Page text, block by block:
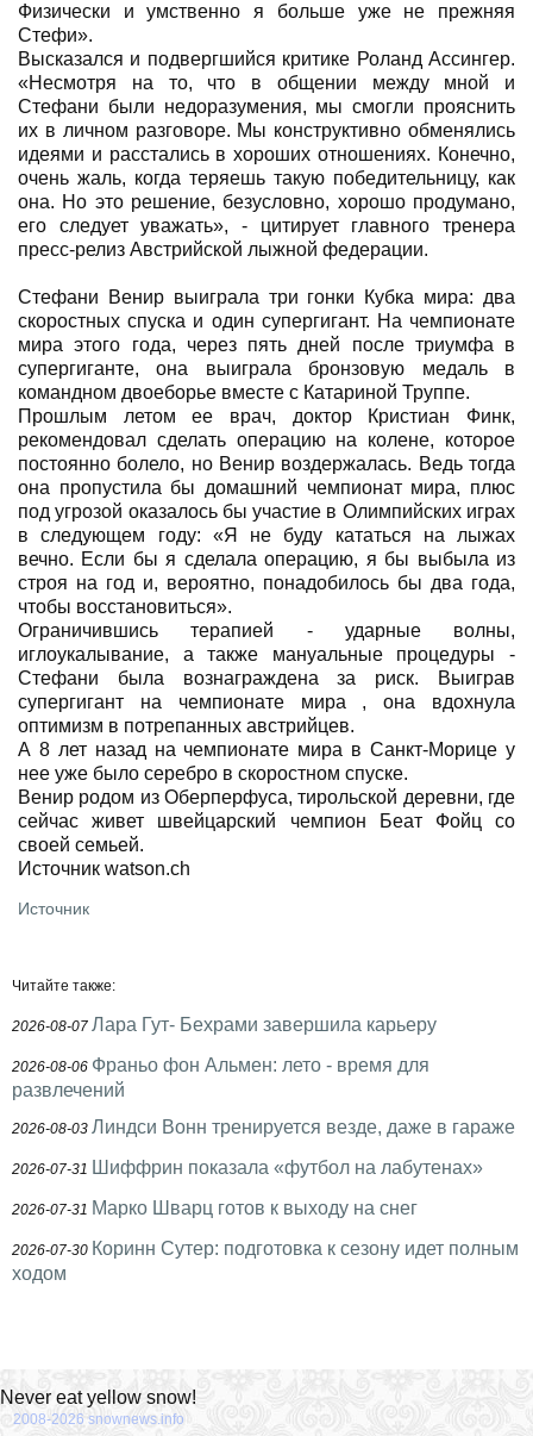
Физически и умственно я больше уже не прежняя
Стефи».
Высказался и подвергшийся критике Роланд Ассингер.
«Несмотря на то, что в общении между мной и
Стефани были недоразумения, мы смогли прояснить
их в личном разговоре. Мы конструктивно обменялись
идеями и расстались в хороших отношениях. Конечно,
очень жаль, когда теряешь такую победительницу, как
она. Но это решение, безусловно, хорошо продумано,
его следует уважать», - цитирует главного тренера
пресс-релиз Австрийской лыжной федерации.
Стефани Венир выиграла три гонки Кубка мира: два
скоростных спуска и один супергигант. На чемпионате
мира этого года, через пять дней после триумфа в
супергиганте, она выиграла бронзовую медаль в
командном двоеборье вместе с Катариной Труппе.
Прошлым летом ее врач, доктор Кристиан Финк,
рекомендовал сделать операцию на колене, которое
постоянно болело, но Венир воздержалась. Ведь тогда
она пропустила бы домашний чемпионат мира, плюс
под угрозой оказалось бы участие в Олимпийских играх
в следующем году: «Я не буду кататься на лыжах
вечно. Если бы я сделала операцию, я бы выбыла из
строя на год и, вероятно, понадобилось бы два года,
чтобы восстановиться».
Ограничившись терапией - ударные волны,
иглоукалывание, а также мануальные процедуры -
Стефани была вознаграждена за риск. Выиграв
супергигант на чемпионате мира , она вдохнула
оптимизм в потрепанных австрийцев.
А 8 лет назад на чемпионате мира в Санкт-Морице у
нее уже было серебро в скоростном спуске.
Венир родом из Оберперфуса, тирольской деревни, где
сейчас живет швейцарский чемпион Беат Фойц со
своей семьей.
Источник watson.ch
Источник
Читайте также:
2026-08-07 Лара Гут- Бехрами завершила карьеру
2026-08-06 Франьо фон Альмен: лето - время для
развлечений
2026-08-03 Линдси Вонн тренируется везде, даже в гараже
2026-07-31 Шиффрин показала «футбол на лабутенах»
2026-07-31 Марко Шварц готов к выходу на снег
2026-07-30 Коринн Сутер: подготовка к сезону идет полным
ходом
Never eat yellow snow!
2008-2026 snownews.info